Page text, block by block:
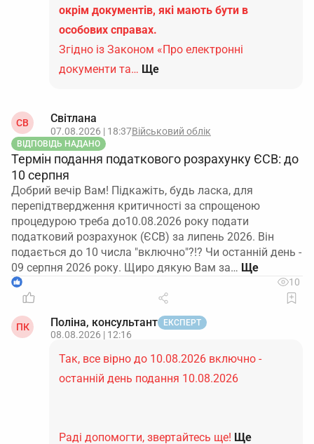
окрім документів, які мають бути в
особових справах.
Згідно із Законом «Про електронні
документи та… Ще
СВ Світлана
07.08.2026 | 18:37Військовий облік
ВІДПОВІДЬ НАДАНО
Термін подання податкового розрахунку ЄСВ: до
10 серпня
Добрий вечір Вам! Підкажіть, будь ласка, для
перепідтвердження критичності за спрощеною
процедурою треба до10.08.2026 року подати
податковий розрахунок (ЄСВ) за липень 2026. Він
подається до 10 числа "включно"?!? Чи останній день -
09 серпня 2026 року. Щиро дякую Вам за…
1 10
ПК Поліна, консультант ЕКСПЕРТ
08.08.2026 | 12:16
Так, все вірно до 10.08.2026 включно -
останній день подання 10.08.2026
Раді допомогти, звертайтесь ще! Ще